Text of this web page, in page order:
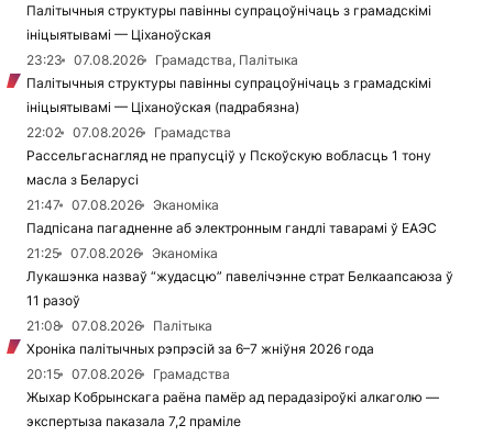
Палітычныя структуры павінны супрацоўнічаць з грамадскімі
ініцыятывамі — Ціханоўская
23:23
07.08.2026
Грамадства, Палітыка
Палітычныя структуры павінны супрацоўнічаць з грамадскімі
ініцыятывамі — Ціханоўская (падрабязна)
22:02
07.08.2026
Грамадства
Рассельгаснагляд не прапусціў у Пскоўскую вобласць 1 тону
масла з Беларусі
21:47
07.08.2026
Эканоміка
Падпісана пагадненне аб электронным гандлі таварамі ў ЕАЭС
21:25
07.08.2026
Эканоміка
Лукашэнка назваў “жудасцю” павелічэнне страт Белкаапсаюза ў
11 разоў
21:08
07.08.2026
Палітыка
Хроніка палітычных рэпрэсій за 6–7 жніўня 2026 года
20:15
07.08.2026
Грамадства
Жыхар Кобрынскага раёна памёр ад перадазіроўкі алкаголю —
экспертыза паказала 7,2 праміле